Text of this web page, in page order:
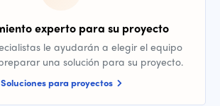
experto para su proyecto
le ayudarán a elegir el equipo
una solución para su proyecto.
Soluciones para proyectos